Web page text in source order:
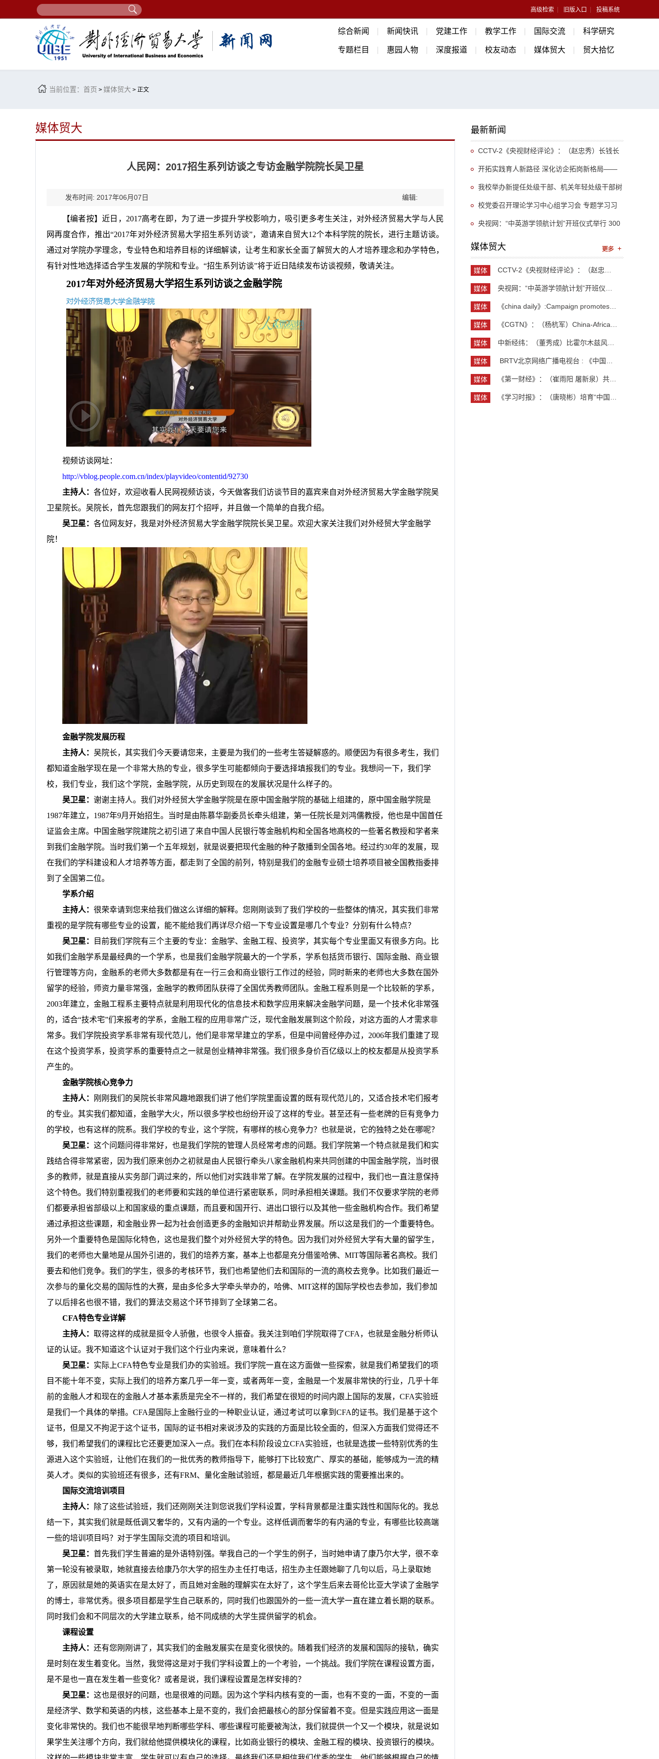
高级检索 旧版入口 投稿系统
综合新闻 新闻快讯 党建工作 教学工作 国际交流 科学研究
专题栏目 惠园人物 深度报道 校友动态 媒体贸大 贸大拾忆
当前位置： 首页 > 媒体贸大 > 正文
媒体贸大
人民网：2017招生系列访谈之专访金融学院院长吴卫星
发布时间: 2017年06月07日 编辑:
【编者按】近日， 2017高考在即，为了进一步提升学校影响力，吸引更多考生关注，对外经济贸易大学与人民
网再度合作，推出“2017年对外经济贸易大学招生系列访谈”，邀请来自贸大12个本科学院的院长，进行主题访谈。
通过对学院办学理念，专业特色和培养目标的详细解读，让考生和家长全面了解贸大的人才培养理念和办学特色，
有针对性地选择适合学生发展的学院和专业。“招生系列访谈”将于近日陆续发布访谈视频，敬请关注。
2017年对外经济贸易大学招生系列访谈之金融学院
视频访谈网址：
http://vblog.people.com.cn/index/playvideo/contentid/92730
主持人：各位好，欢迎收看人民网视频访谈，今天做客我们访谈节目的嘉宾来自对外经济贸易大学金融学院吴
卫星院长。吴院长，首先您跟我们的网友打个招呼，并且做一个简单的自我介绍。
吴卫星：各位网友好，我是对外经济贸易大学金融学院院长吴卫星。欢迎大家关注我们对外经贸大学金融学
院！
金融学院发展历程
主持人：吴院长，其实我们今天要请您来，主要是为我们的一些考生答疑解惑的。顺便因为有很多考生，我们
都知道金融学现在是一个非常大热的专业，很多学生可能都倾向于要选择填报我们的专业。我想问一下，我们学
校，我们专业，我们这个学院，金融学院，从历史到现在的发展状况是什么样子的。
吴卫星：谢谢主持人。我们对外经贸大学金融学院是在原中国金融学院的基础上组建的，原中国金融学院是
1987年建立， 1987年9月开始招生。当时是由陈慕华副委员长牵头组建，第一任院长是刘鸿儒教授，他也是中国首任
证监会主席。中国金融学院建院之初引进了来自中国人民银行等金融机构和全国各地高校的一些著名教授和学者来
到我们金融学院。当时我们第一个五年规划，就是说要把现代金融的种子散播到全国各地。经过约30年的发展，现
在我们的学科建设和人才培养等方面，都走到了全国的前列，特别是我们的金融专业硕士培养项目被全国教指委排
到了全国第二位。
学系介绍
主持人：很荣幸请到您来给我们做这么详细的解释。您刚刚谈到了我们学校的一些整体的情况，其实我们非常
重视的是学院有哪些专业的设置，能不能给我们再详尽介绍一下专业设置是哪几个专业？分别有什么特点？
吴卫星：
目前我们学院有三个主要的专业：金融学、金融工程、投资学，其实每个专业里面又有很多方向。比
如我们金融学系是最经典的一个学系，也是我们金融学院最大的一个学系，学系包括货币银行、国际金融、商业银
行管理等方向，金融系的老师大多数都是有在一行三会和商业银行工作过的经验，同时新来的老师也大多数在国外
留学的经验，师资力量非常强，金融学的教师团队获得了全国优秀教师团队。金融工程系则是一个比较新的学系，
2003年建立，金融工程系主要特点就是利用现代化的信息技术和数学应用来解决金融学问题，是一个技术化非常强
的，适合“技术宅”们来报考的学系，金融工程的应用非常广泛，现代金融发展到这个阶段，对这方面的人才需求非
常多。我们学院投资学系非常有现代范儿，他们是非常早建立的学系，但是中间曾经停办过， 2006年我们重建了现
在这个投资学系，投资学系的重要特点之一就是创业精神非常强。我们很多身价百亿级以上的校友都是从投资学系
产生的。
金融学院核心竞争力
主持人：
刚刚我们的吴院长非常风趣地跟我们讲了他们学院里面设置的既有现代范儿的，又适合技术宅们报考
的专业。其实我们都知道，金融学大火，所以很多学校也纷纷开设了这样的专业。甚至还有一些老牌的巨有竞争力
的学校，也有这样的院系。我们学校的专业，这个学院，有哪样的核心竞争力？也就是说，它的独特之处在哪呢？
吴卫星：这个问题问得非常好，也是我们学院的管理人员经常考虑的问题。我们学院第一个特点就是我们和实
践结合得非常紧密，因为我们原来创办之初就是由人民银行牵头八家金融机构来共同创建的中国金融学院，当时很
多的教师，就是直接从实务部门调过来的，所以他们对实践非常了解。在学院发展的过程中，我们也一直注意保持
这个特色。我们特别重视我们的老师要和实践的单位进行紧密联系，同时承担相关课题。我们不仅要求学院的老师
们都要承担省部级以上和国家级的重点课题，而且要和国开行、进出口银行以及其他一些金融机构合作。我们希望
通过承担这些课题，和金融业界一起为社会创造更多的金融知识并帮助业界发展。所以这是我们的一个重要特色。
另外一个重要特色是国际化特色，这也是我们整个对外经贸大学的特色。因为我们对外经贸大学有大量的留学生，
我们的老师也大量地是从国外引进的，我们的培养方案，基本上也都是充分借鉴哈佛、 MIT等国际著名高校。我们
要去和他们竞争。我们的学生，很多的考核环节，我们也希望他们去和国际的一流的高校去竞争。比如我们最近一
次参与的量化交易的国际性的大赛，是由多伦多大学牵头举办的，哈佛、 MIT这样的国际学校也去参加，我们参加
了以后排名也很不错，我们的算法交易这个环节排到了全球第二名。
CFA特色专业详解
主持人：取得这样的成就是挺令人骄傲，也很令人振奋。我关注到咱们学院取得了CFA ，也就是金融分析师认
证的认证。我不知道这个认证对于我们这个行业内来说，意味着什么？
吴卫星： 实际上CFA特色专业是我们办的实验班。我们学院一直在这方面做一些探索，就是我们希望我们的项
目不能十年不变，实际上我们的培养方案几乎一年一变，或者两年一变，金融是一个发展非常快的行业，几乎十年
前的金融人才和现在的金融人才基本素质是完全不一样的，我们希望在很短的时间内跟上国际的发展， CFA实验班
是我们一个具体的举措。 CFA是国际上金融行业的一种职业认证，通过考试可以拿到 CFA的证书。我们是基于这个
证书，但是又不拘泥于这个证书，国际的证书相对来说涉及的实践的方面是比较全面的，但深入方面我们觉得还不
够，我们希望我们的课程比它还要更加深入一点。我们在本科阶段设立CFA实验班，也就是选拔一些特别优秀的生
源进入这个实验班，让他们在我们的一批优秀的教师指导下，能够打下比较宽广、厚实的基础，能够成为一流的精
英人才。类似的实验班还有很多，还有FRM、量化金融试验班，都是最近几年根据实践的需要推出来的。
国际交流培训项目
主持人：
除了这些试验班，我们还刚刚关注到您说我们学科设置，学科背景都是注重实践性和国际化的。我总
结一下，其实我们就是既低调又奢华的，又有内涵的一个专业。这样低调而奢华的有内涵的专业，有哪些比较高端
一些的培训项目吗？对于学生国际交流的项目和培训。
吴卫星：首先我们学生普遍的是外语特别强。举我自己的一个学生的例子，当时她申请了康乃尔大学，很不幸
第一轮没有被录取，她就直接去给康乃尔大学的招生办主任打电话，招生办主任跟她聊了几句以后，马上录取她
了，原因就是她的英语实在是太好了，而且她对金融的理解实在太好了，这个学生后来去哥伦比亚大学读了金融学
的博士，非常优秀。很多项目都是学生自己联系的，同时我们也跟国外的一些一流大学一直在建立着长期的联系。
同时我们会和不同层次的大学建立联系，给不同成绩的大学生提供留学的机会。
课程设置
主持人：还有您刚刚讲了，其实我们的金融发展实在是变化很快的。随着我们经济的发展和国际的接轨，确实
是时刻在发生着变化。当然，我觉得这是对于我们学科设置上的一个考验，一个挑战。我们学院在课程设置方面，
是不是也一直在发生着一些变化？或者是说，我们课程设置是怎样安排的？
吴卫星：这也是很好的问题，也是很难的问题。因为这个学科内核有变的一面，也有不变的一面，不变的一面
是经济学、数学和英语的内核，这些基本上是不变的，我们会把最核心的部分保留着不变。但是实践应用这一面是
变化非常快的。我们也不能很早地判断哪些学科、哪些课程可能要被淘汰，我们就提供一个又一个模块，就是说如
果学生关注哪个方向，我们就给他提供模块化的课程，比如商业银行的模块、金融工程的模块、投资银行的模块。
最新新闻
CCTV-2《央视财经评论》：（赵忠秀）长钱长
投 外资为何持续“加仓”中国
开拓实践育人新路径 深化访企拓岗新格局——
法学院持续拓宽校企协同育人渠道，不断加强各方
资源联动
我校举办新提任处级干部、机关年轻处级干部树
立和践行正确政绩观专题培训班
校党委召开理论学习中心组学习会 专题学习习
近平总书记关于推动哲学社会科学高质量发展的重
要指示精神
央视网：“中英游学领航计划”开班仪式举行 300
余名英国学生开启“游学中国”旅程
媒体贸大
媒体
媒体
媒体
媒体
媒体
媒体
媒体
媒体